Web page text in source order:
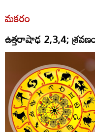
మకరం
ఉత్తరాషాఢ 2,3,4;